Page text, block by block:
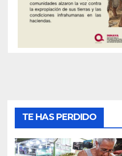
TE HAS PERDIDO